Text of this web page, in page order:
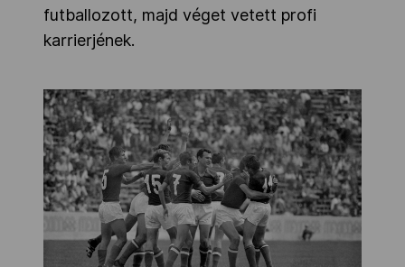
futballozott, majd véget vetett profi
karrierjének.